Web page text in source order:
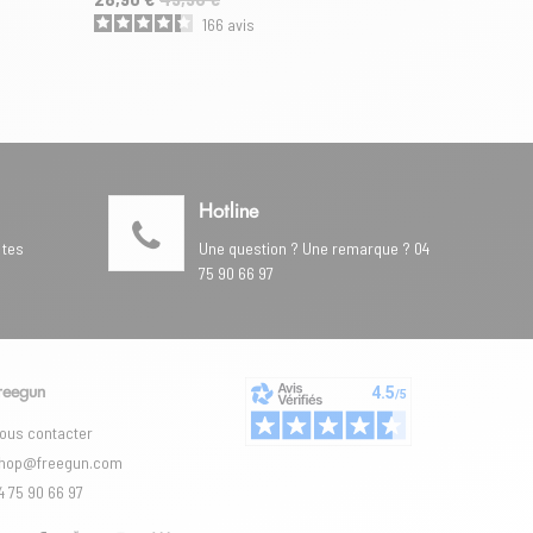
166 avis
Hotline
Une question ? Une remarque ? 04
75 90 66 97
contacter
75 90 66 97